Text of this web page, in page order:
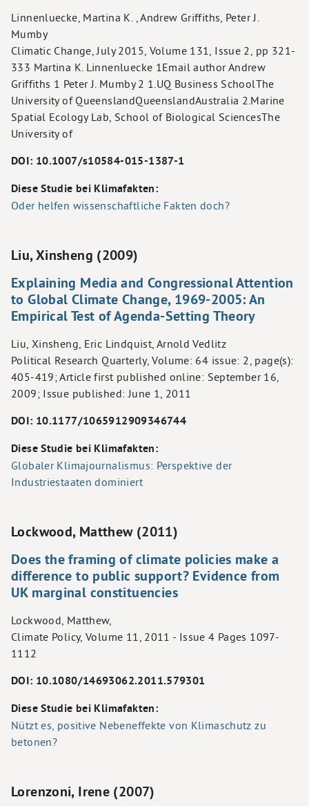
Linnenluecke, Martina K. , Andrew Griffiths, Peter J.
Mumby
Climatic Change, July 2015, Volume 131, Issue 2, pp 321-
333 Martina K. Linnenluecke 1Email author Andrew
Griffiths 1 Peter J. Mumby 2 1.UQ Business SchoolThe
University of QueenslandQueenslandAustralia 2.Marine
Spatial Ecology Lab, School of Biological SciencesThe
University of
DOI: 10.1007/s10584-015-1387-1
Diese Studie bei Klimafakten:
Oder helfen wissenschaftliche Fakten doch?
Liu, Xinsheng (2009)
Explaining Media and Congressional Attention
to Global Climate Change, 1969-2005: An
Empirical Test of Agenda-Setting Theory
Liu, Xinsheng, Eric Lindquist, Arnold Vedlitz
Political Research Quarterly, Volume: 64 issue: 2, page(s):
405-419; Article first published online: September 16,
2009; Issue published: June 1, 2011
DOI: 10.1177/1065912909346744
Diese Studie bei Klimafakten:
Globaler Klimajournalismus: Perspektive der
Industriestaaten dominiert
Lockwood, Matthew (2011)
Does the framing of climate policies make a
difference to public support? Evidence from
UK marginal constituencies
Lockwood, Matthew,
Climate Policy, Volume 11, 2011 - Issue 4 Pages 1097-
1112
DOI: 10.1080/14693062.2011.579301
Diese Studie bei Klimafakten:
Nützt es, positive Nebeneffekte von Klimaschutz zu
betonen?
Lorenzoni, Irene (2007)